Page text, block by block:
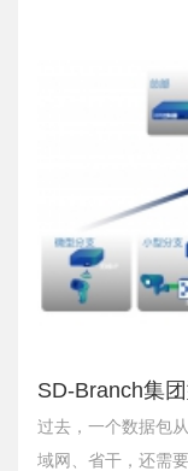
SD-Branch集
过去，一个数据包
域网、省干，还需